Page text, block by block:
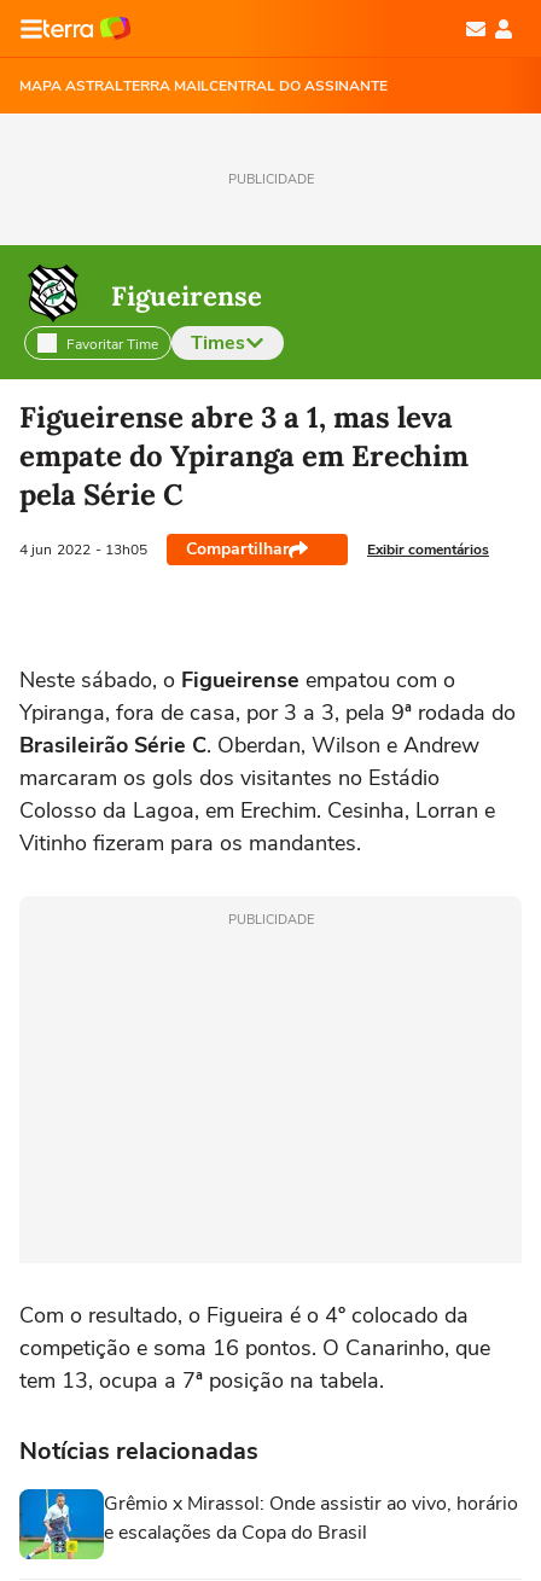
MAPA ASTRALTERRA MAILCENTRAL DO ASSINANTE
PUBLICIDADE
Figueirense
Favoritar Time Times
Selecione o time para ver as notícias
Figueirense abre 3 a 1, mas leva
empate do Ypiranga em Erechim
pela Série C
4 jun 2022 - 13h05 Compartilhar Exibir comentários
Neste sábado, o Figueirense empatou com o
Ypiranga, fora de casa, por 3 a 3, pela 9ª rodada do
Brasileirão Série C. Oberdan, Wilson e Andrew
marcaram os gols dos visitantes no Estádio
Colosso da Lagoa, em Erechim. Cesinha, Lorran e
Vitinho fizeram para os mandantes.
PUBLICIDADE
Com o resultado, o Figueira é o 4º colocado da
competição e soma 16 pontos. O Canarinho, que
tem 13, ocupa a 7ª posição na tabela.
Notícias relacionadas
Grêmio x Mirassol: Onde assistir ao vivo, horário
e escalações da Copa do Brasil